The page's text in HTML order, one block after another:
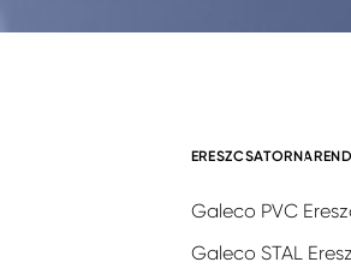
Galeco PVC
Galeco STAL